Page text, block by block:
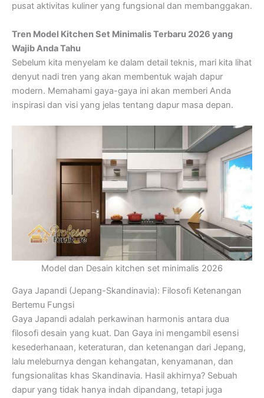
pusat aktivitas kuliner yang fungsional dan membanggakan.
Tren Model Kitchen Set Minimalis Terbaru 2026 yang
Wajib Anda Tahu
Sebelum kita menyelam ke dalam detail teknis, mari kita lihat
denyut nadi tren yang akan membentuk wajah dapur
modern. Memahami gaya-gaya ini akan memberi Anda
inspirasi dan visi yang jelas tentang dapur masa depan.
Model dan Desain kitchen set minimalis 2026
Gaya Japandi (Jepang-Skandinavia): Filosofi Ketenangan
Bertemu Fungsi
Gaya Japandi adalah perkawinan harmonis antara dua
filosofi desain yang kuat. Dan Gaya ini mengambil esensi
kesederhanaan, keteraturan, dan ketenangan dari Jepang,
lalu meleburnya dengan kehangatan, kenyamanan, dan
fungsionalitas khas Skandinavia. Hasil akhirnya? Sebuah
dapur yang tidak hanya indah dipandang, tetapi juga